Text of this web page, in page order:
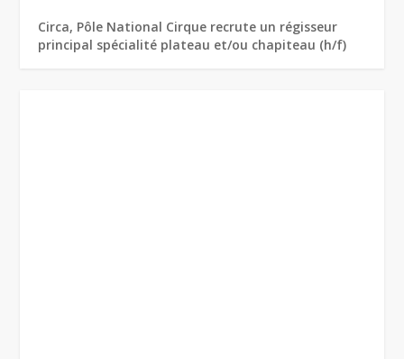
Circa, Pôle National Cirque recrute un régisseur
principal spécialité plateau et/ou chapiteau (h/f)